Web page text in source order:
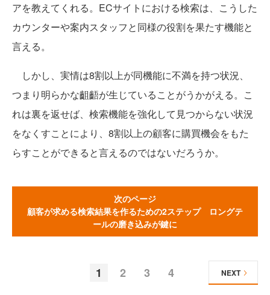
アを教えてくれる。ECサイトにおける検索は、こうした
カウンターや案内スタッフと同様の役割を果たす機能と
言える。
しかし、実情は8割以上が同機能に不満を持つ状況、
つまり明らかな齟齬が生じていることがうかがえる。こ
れは裏を返せば、検索機能を強化して見つからない状況
をなくすことにより、8割以上の顧客に購買機会をもた
らすことができると言えるのではないだろうか。
次のページ
顧客が求める検索結果を作るための2ステップ ロングテ
ールの磨き込みが鍵に
1 2 3 4 NEXT